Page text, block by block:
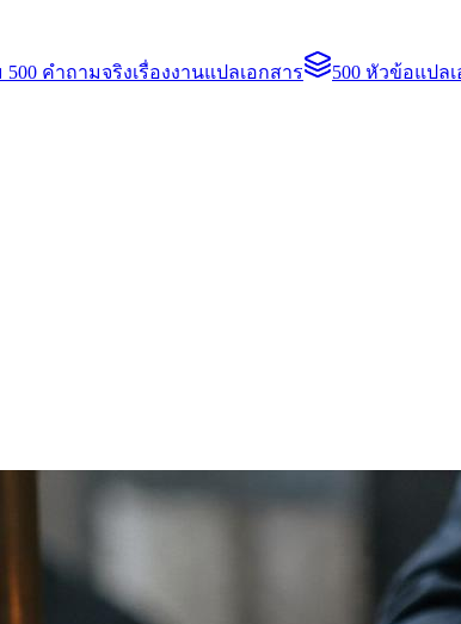
500 คำถามจริงเรื่องงานแปลเอกสาร 500 หัวข้อแปล